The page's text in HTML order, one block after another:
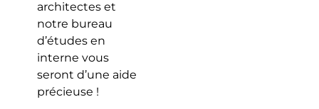
architectes et
notre bureau
d’études en
interne vous
seront d’une aide
précieuse !